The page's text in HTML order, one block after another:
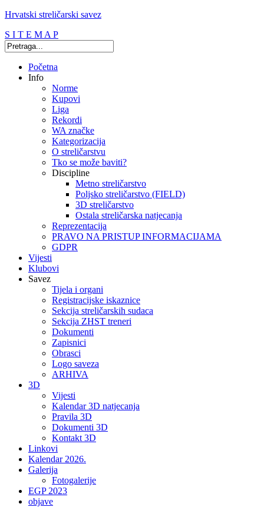
Hrvatski streličarski savez
S I T E M A P
Početna
Info
Norme
Kupovi
Liga
Rekordi
WA značke
Kategorizacija
O streličarstvu
Tko se može baviti?
Discipline
Metno streličarstvo
Poljsko streličarstvo (FIELD)
3D streličarstvo
Ostala streličarska natjecanja
Reprezentacija
PRAVO NA PRISTUP INFORMACIJAMA
GDPR
Vijesti
Klubovi
Savez
Tijela i organi
Registracijske iskaznice
Sekcija streličarskih sudaca
Sekcija ZHST treneri
Dokumenti
Zapisnici
Obrasci
Logo saveza
ARHIVA
3D
Vijesti
Kalendar 3D natjecanja
Pravila 3D
Dokumenti 3D
Kontakt 3D
Linkovi
Kalendar 2026.
Galerija
Fotogalerije
EGP 2023
objave